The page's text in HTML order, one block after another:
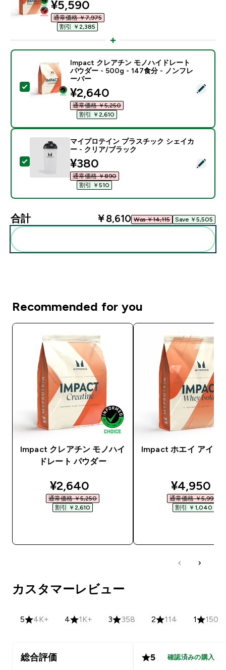
discounted price
¥5,590‎
通常価格 ￥7,975‎
割引 ￥2,385‎
この商品を選択 - Impact クレアチン モノハイドレ
Impact クレアチン モノハイドレート
パウダー - 500g - 147食分 - ノンフレ
ーバー
discounted price
¥2,640‎
通常価格 ￥5,250‎
割引 ￥2,610‎
この商品を選択 - マイプロテイン プラスチック シェ
マイプロテイン プラスチック シェイカ
ー - クリア/ブラック
discounted price
¥380‎
通常価格 ￥890‎
割引 ￥510‎
合計 ￥8,610‎ Was ￥14,115‎ Save ￥5,505‎
Recommended for you
Impact クレアチン モノハイ
ドレート パウダー
discounted price
¥2,640‎
通常価格 ￥5,250‎
割引 ￥2,610‎
Impact ホエイ アイソ
¥4,950‎
通常価格 ￥5,990‎
割引 ￥1,040‎
カスタマーレビュー
5 4K+ 4 1K+ 3 358 2 114 1 150
総合評価 5 確認済みの購入